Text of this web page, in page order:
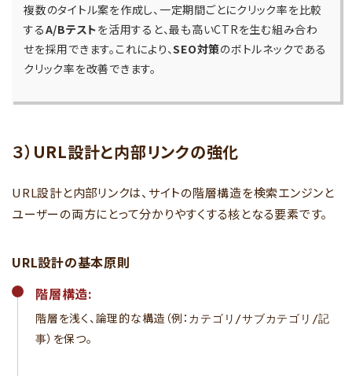
複数のタイトル案を作成し、一定期間ごとにクリック率を比較
するA/Bテストを活用すると、最も高いCTRを生む組み合わ
せを採用できます。これにより、SEO対策のボトルネックである
クリック率を改善できます。
３）URL設計と内部リンクの強化
URL設計と内部リンクは、サイトの階層構造を検索エンジンと
ユーザーの両方にとって分かりやすくする核となる要素です。
URL設計の基本原則
階層構造:
階層を浅く、論理的な構造（例： カテゴリ/サブカテゴリ/記
事）を保つ。